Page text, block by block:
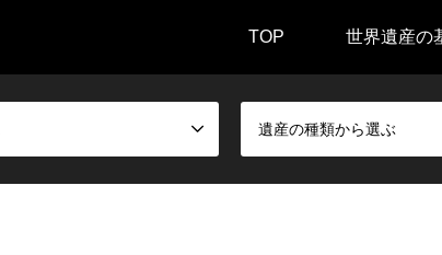
TOP 世界遺産の
遺産の種類から選ぶ